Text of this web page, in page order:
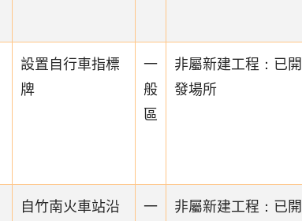
設置自行車指標
牌
一
般
區
非屬新建工程：已開
發場所
自竹南火車站沿
一
非屬新建工程：已開